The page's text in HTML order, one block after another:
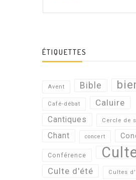
ÉTIQUETTES
Avent Bible
Café-débat Caluire
Cantiques Cercle de
Chant concert
Conférence
Culte d'été Cultes